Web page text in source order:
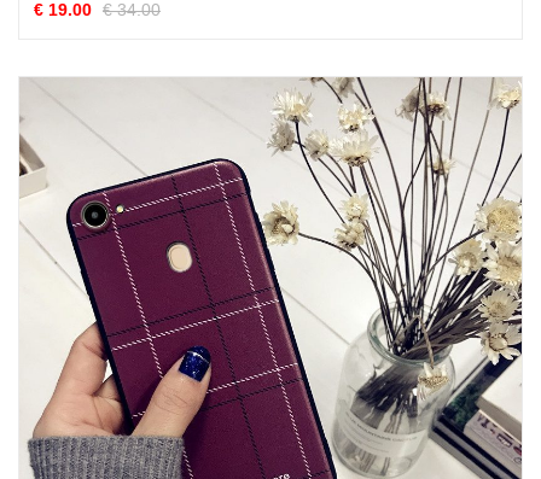
€ 19.00 € 34.00